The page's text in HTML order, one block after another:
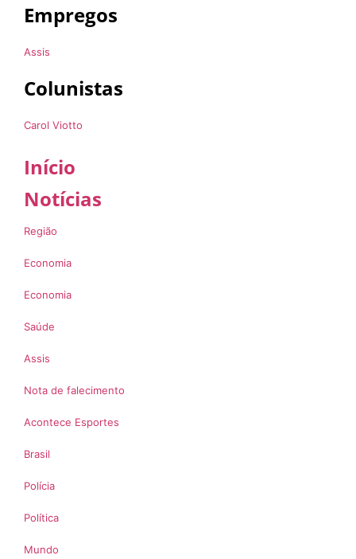
Empregos
Assis
Colunistas
Carol Viotto
Início
Notícias
Região
Economia
Economia
Saúde
Assis
Nota de falecimento
Acontece Esportes
Brasil
Polícia
Política
Mundo